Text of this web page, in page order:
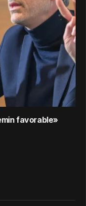
favorable»